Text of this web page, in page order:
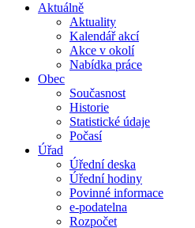
Aktuálně
Aktuality
Kalendář akcí
Akce v okolí
Nabídka práce
Obec
Současnost
Historie
Statistické údaje
Počasí
Úřad
Úřední deska
Úřední hodiny
Povinné informace
e-podatelna
Rozpočet